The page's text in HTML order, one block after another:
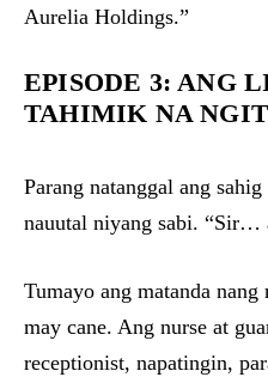
Aurelia Holdings.”
EPISODE 3: ANG
TAHIMIK NA
Parang natanggal ang
nauutal niyang sabi. “Sir…
Tumayo ang matanda
may cane. Ang nurse at
receptionist, napatingin,